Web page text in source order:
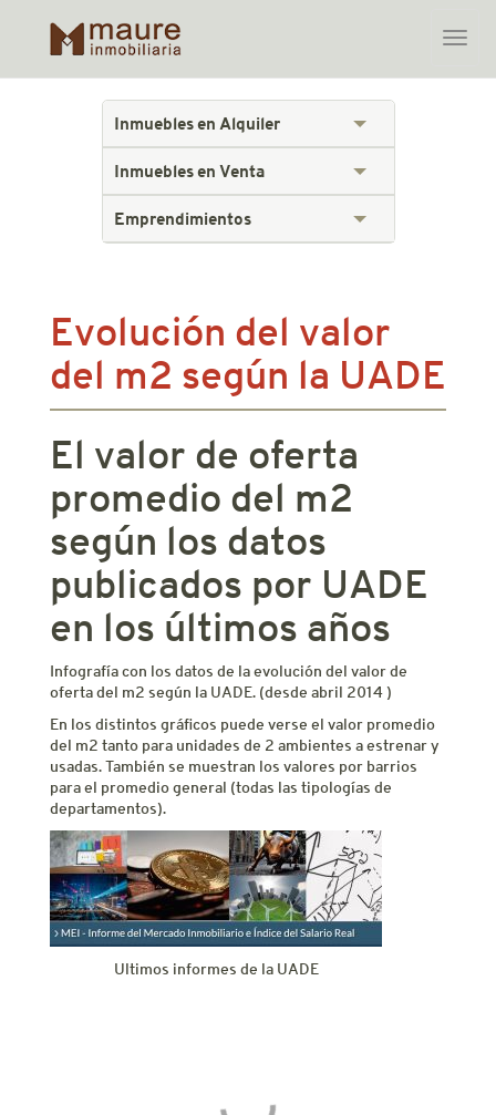
Toggle
Inmuebles en Alquiler
Inmuebles en Venta
Emprendimientos
Evolución del valor
del m2 según la UADE
El valor de oferta
promedio del m2
según los datos
publicados por UADE
en los últimos años
Infografía con los datos de la evolución del valor de
oferta del m2 según la UADE. (desde abril 2014 )
En los distintos gráficos puede verse el valor promedio
del m2 tanto para unidades de 2 ambientes a estrenar y
usadas. También se muestran los valores por barrios
para el promedio general (todas las tipologías de
departamentos).
Ultimos informes de la UADE